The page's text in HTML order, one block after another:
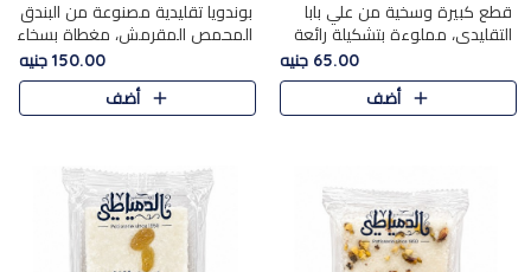
قطع كبيرة وسخية من علي بابا
التقليدي، مملوءة بتشكيلة رائعة
من المكسرات المحمصة المحمرة.
65.00 جنيه
أضف
بوندويا تقليدية مصنوعة من البندق
المحمص المقرمش، مغطاة بسخاء
بشوكولاتة فاخرة غنية لتحقيق
التوازن المثالي بين قوام القرمشة
ونكهة الشوكولاتة ا..
150.00 جنيه
أضف